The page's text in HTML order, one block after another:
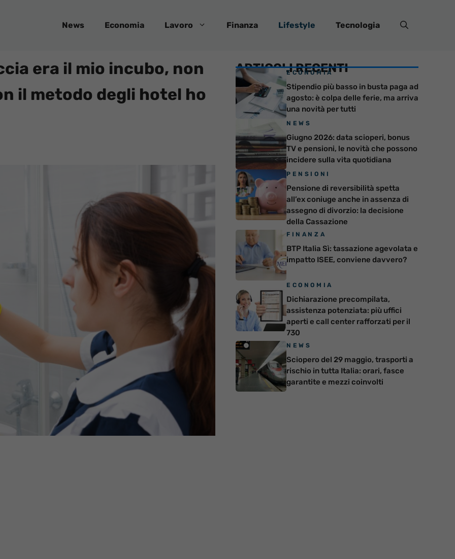
News Economia Lavoro Finanza Lifestyle Tecnologia
era il mio incubo, non
il metodo degli hotel ho
ARTICOLI RECENTI
ECONOMIA
Stipendio più basso in busta paga ad
agosto: è colpa delle ferie, ma arriva
una novità per tutti
NEWS
Giugno 2026: data scioperi, bonus
TV e pensioni, le novità che possono
incidere sulla vita quotidiana
PENSIONI
Pensione di reversibilità spetta
all’ex coniuge anche in assenza di
assegno di divorzio: la decisione
della Cassazione
FINANZA
BTP Italia Sì: tassazione agevolata e
impatto ISEE, conviene davvero?
ECONOMIA
Dichiarazione precompilata,
assistenza potenziata: più uffici
aperti e call center rafforzati per il
730
NEWS
Sciopero del 29 maggio, trasporti a
rischio in tutta Italia: orari, fasce
garantite e mezzi coinvolti